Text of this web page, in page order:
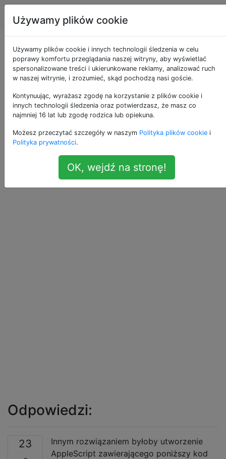
Apple Tagi
Jak mogę opróżnić
kosz z terminala?
20 Jak mogę opróżnić kosz z terminala?
terminal
trash
Odpowiedzi:
23
Innym rozwiązaniem byłoby utworzenie
AppleScript zawierającego poniższy kod
Używamy plików cookie
Używamy plików cookie i innych technologii śledzenia w celu
poprawy komfortu przeglądania naszej witryny, aby wyświetlać
spersonalizowane treści i ukierunkowane reklamy, analizować ruch
w naszej witrynie, i zrozumieć, skąd pochodzą nasi goście.
Kontynuując, wyrażasz zgodę na korzystanie z plików cookie i
innych technologii śledzenia oraz potwierdzasz, że masz co
najmniej 16 lat lub zgodę rodzica lub opiekuna.
Możesz przeczytać szczegóły w naszym Polityka plików cookie i
Polityka prywatności.
OK, wejdź na stronę!